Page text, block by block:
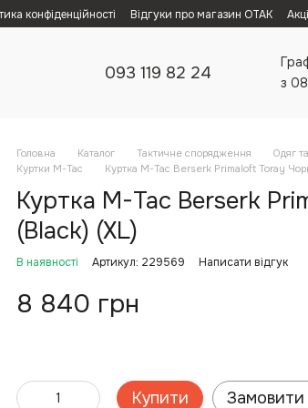
конфіденційності Відгуки про магазин ОТАК
093 119 82 24
з
Головна Каталог Тактичне спорядження Одяг
Куртки M-Tac
Куртка M-Tac Berserk Primaloft Toray
Куртка M-Tac Berserk
(Black) (XL)
В наявності Артикул: 229569 Написати відгук
8 840 грн
Купити